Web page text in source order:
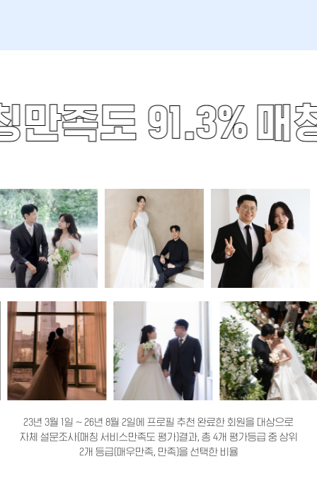
족도 91.3%매
23년 3월 1일 ~ 26년 8월 2일에 프로필 추천 완료한 회원을 대상으로
자체 설문조사(매칭 서비스만족도 평가)결과, 총 4개 평가등급 중 상위
2개 등급(매우만족, 만족)을 선택한 비율